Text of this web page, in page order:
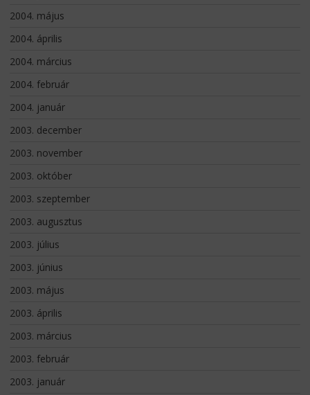
2004. május
2004. április
2004. március
2004. február
2004. január
2003. december
2003. november
2003. október
2003. szeptember
2003. augusztus
2003. július
2003. június
2003. május
2003. április
2003. március
2003. február
2003. január